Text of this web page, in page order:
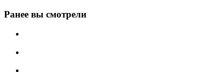
Ранее вы смотрели